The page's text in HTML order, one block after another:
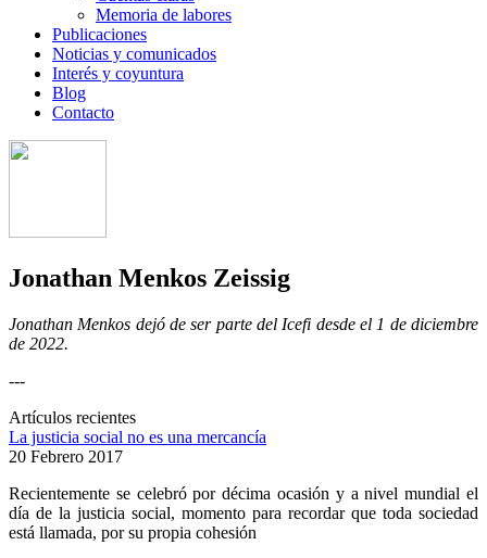
Memoria de labores
Publicaciones
Noticias y comunicados
Interés y coyuntura
Blog
Contacto
Jonathan Menkos Zeissig
Jonathan Menkos dejó de ser parte del Icefi desde el 1 de diciembre
de 2022.
---
Artículos recientes
La justicia social no es una mercancía
20 Febrero 2017
Recientemente se celebró por décima ocasión y a nivel mundial el
día de la justicia social, momento para recordar que toda sociedad
está llamada, por su propia cohesión